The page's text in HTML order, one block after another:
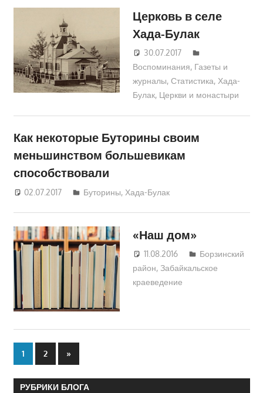
Церковь в селе
Хада-Булак
30.07.2017
Аникина
Воспоминания, Газеты и
журналы,Статистика, Хада-
Булак, Церкви и монастыри
Как некоторые Буторины своим
меньшинством большевикам
способствовали
02.07.2017 Юра
Буторины, Хада-Булак
«Наш дом»
11.08.2016
Екатерина
Аникина
Борзинский
район, Забайкальское
краеведение
Пагинация
записей
1 2
Следующие
записи
»
РУБРИКИ БЛОГА